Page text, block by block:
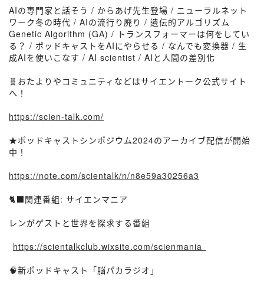
AIの専門家と話そう / からあげ先生登場 / ニューラルネット
ワーク冬の時代 / AIの流行り廃り / 遺伝的アルゴリズム
Genetic Algorithm (GA) / トランスフォーマーは何をしてい
る？ / ポッドキャストをAIにやらせる / なんでも変換器 / 生
成AIを使いこなす / AI scientist / AIと人間の差別化
🧬おたよりやコミュニティなどはサイエントーク公式サイト
へ！
https://scien-talk.com/
★ポッドキャストシンポジウム2024のアーカイブ配信が開始
中！
https://note.com/scientalk/n/n8e59a30256a3
🐈‍⬛関連番組: サイエンマニア
レンがゲストと世界を探求する番組
https://scientalkclub.wixsite.com/scienmania⁠⁠⁠⁠⁠⁠⁠
🧠新ポッドキャスト「脳パカラジオ」